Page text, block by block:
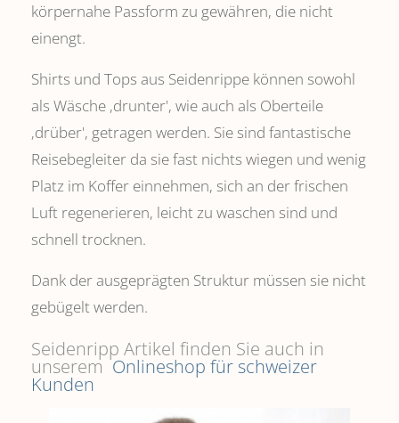
körpernahe Passform zu gewähren, die nicht
einengt.
Shirts und Tops aus Seidenrippe können sowohl
als Wäsche ,drunter', wie auch als Oberteile
‚drüber', getragen werden. Sie sind fantastische
Reisebegleiter da sie fast nichts wiegen und wenig
Platz im Koffer einnehmen, sich an der frischen
Luft regenerieren, leicht zu waschen sind und
schnell trocknen.
Dank der ausgeprägten Struktur müssen sie nicht
gebügelt werden.
Seidenripp Artikel finden Sie auch in
unserem Onlineshop für schweizer
Kunden